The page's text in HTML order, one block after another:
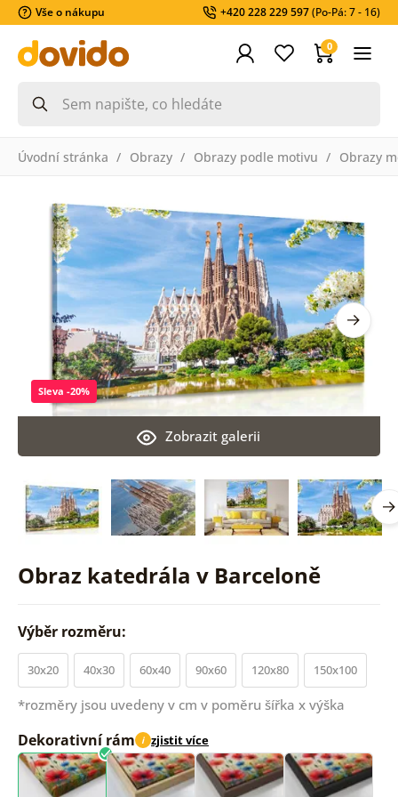
Vše o nákupu +420 228 229 597(Po-Pá: 7 - 16)
0
Úvodní stránka Obrazy Obrazy podle motivu Obrazy
Obraz katedrála v Barceloně
Zobrazit galerii
Sleva -20%
Výběr rozměru:
30x20 40x30 60x40 90x60 120x80 150x100
*rozměry jsou uvedeny v cm v poměru šířka x výška
Dekorativní rám i zjistit více